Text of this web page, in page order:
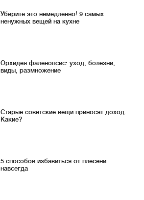
Уберите это немедленно! 9 самых
ненужных вещей на кухне
Орхидея фаленопсис: уход, болезни,
виды, размножение
Старые советские вещи приносят доход.
Какие?
5 способов избавиться от плесени
навсегда